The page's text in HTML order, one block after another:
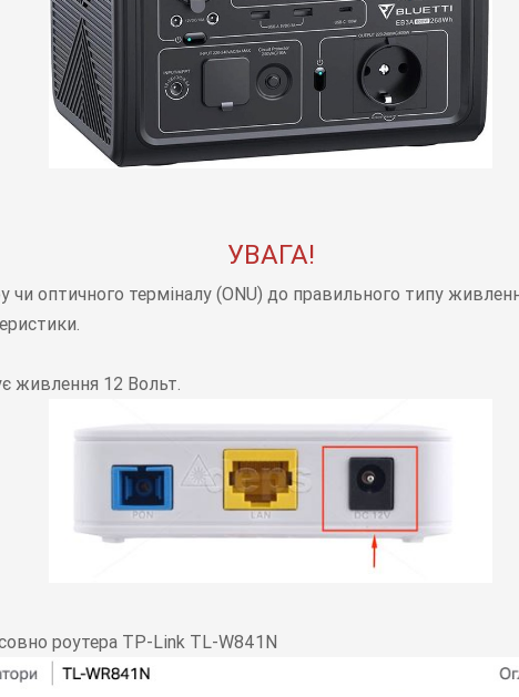
УВАГА!
чи оптичного терміналу (ONU) до правильного типу
живлення 12 Вольт.
роутера TP-Link TL-W841N